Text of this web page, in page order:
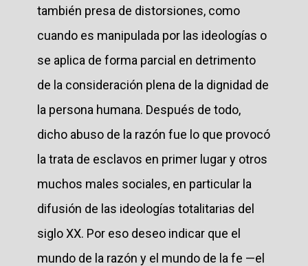
también presa de distorsiones, como
cuando es manipulada por las ideologías o
se aplica de forma parcial en detrimento
de la consideración plena de la dignidad de
la persona humana. Después de todo,
dicho abuso de la razón fue lo que provocó
la trata de esclavos en primer lugar y otros
muchos males sociales, en particular la
difusión de las ideologías totalitarias del
siglo XX. Por eso deseo indicar que el
mundo de la razón y el mundo de la fe —el